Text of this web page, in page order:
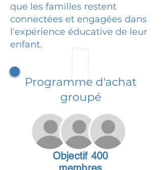
que les familles restent
connectées et engagées dans
l'expérience éducative de leur
enfant.
Programme d'achat
groupé
Objectif 400